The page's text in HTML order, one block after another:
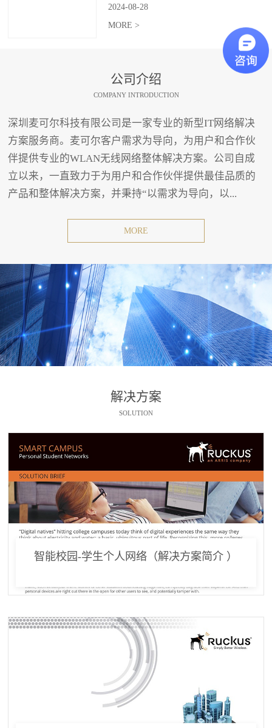
2024-08-28
MORE >
公司介绍
COMPANY INTRODUCTION
深圳麦可尔科技有限公司是一家专业的新型IT网络解决
方案服务商。麦可尔客户需求为导向，为用户和合作伙
伴提供专业的WLAN无线网络整体解决方案。公司自成
立以来，一直致力于为用户和合作伙伴提供最佳品质的
产品和整体解决方案，并秉持“以需求为导向，以...
MORE
解决方案
SOLUTION
智能校园-学生个人网络（解决方案简介 ）